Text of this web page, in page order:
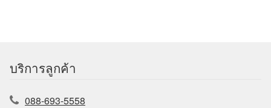
บริการลูกค้า
088-693-5558